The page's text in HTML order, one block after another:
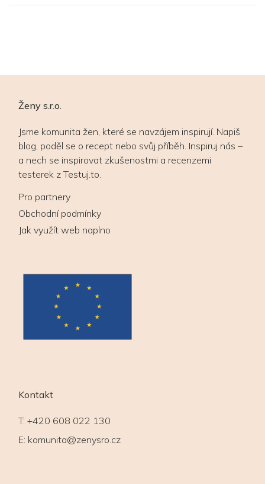
Ženy s.r.o.
Jsme komunita žen, které se navzájem inspirují. Napiš
blog, poděl se o recept nebo svůj příběh. Inspiruj nás –
a nech se inspirovat zkušenostmi a recenzemi
testerek z Testuj.to.
Pro partnery
Obchodní podmínky
Jak využít web naplno
Kontakt
T: +420 608 022 130
E: komunita@zenysro.cz